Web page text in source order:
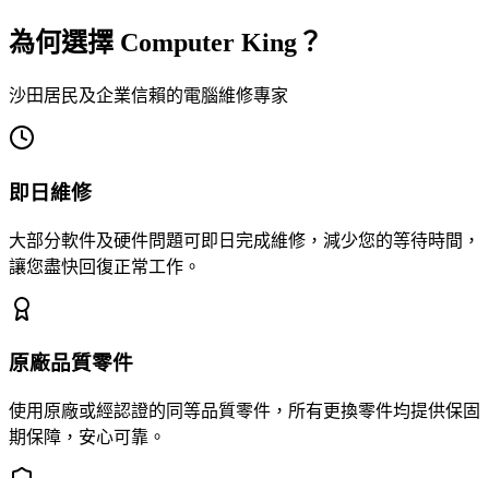
為何選擇 Computer King？
沙田居民及企業信賴的電腦維修專家
即日維修
大部分軟件及硬件問題可即日完成維修，減少您的等待時間，
讓您盡快回復正常工作。
原廠品質零件
使用原廠或經認證的同等品質零件，所有更換零件均提供保固
期保障，安心可靠。